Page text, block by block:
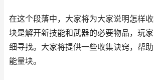
在这个段落中，大家将为大家说明怎样
块是解开新技能和武器的必要物品，玩
细寻找。大家将提供一些收集诀窍，帮
能量块。